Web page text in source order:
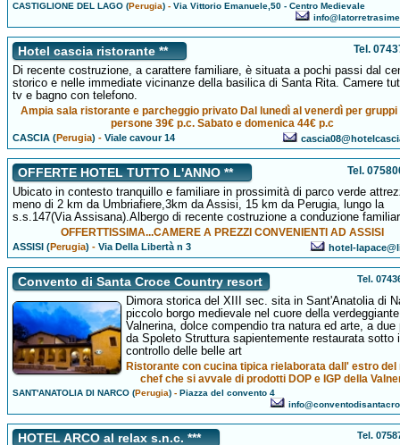
CASTIGLIONE DEL LAGO (Perugia) -Via Vittorio Emanuele,50 - Centro Medievale
Hotel cascia ristorante ** Tel.
Di recente costruzione, a carattere familiare, è situata a pochi passi dal
storico e nelle immediate vicinanze della basilica di Santa Rita. Camere
tv e bagno con telefono.
Ampia sala ristorante e parcheggio privato Dal lunedì al venerdì per gruppi
persone 39€ p.c. Sabato e domenica 44€ p.c
CASCIA (Perugia) -Viale cavour 14
OFFERTE HOTEL TUTTO L'ANNO ** Tel.
Ubicato in contesto tranquillo e familiare in prossimità di parco verde
meno di 2 km da Umbriafiere,3km da Assisi, 15 km da Perugia, lungo la
s.s.147(Via Assisana).Albergo di recente costruzione a conduzione
OFFERTTISSIMA...CAMERE A PREZZI CONVENIENTI AD ASSISI
ASSISI (Perugia) -Via Della Libertà n 3 hotel-
Convento di Santa Croce Country resort Tel.
Dimora storica del XIII sec. sita in Sant'Anatolia di
piccolo borgo medievale nel cuore della verdeggiante
Valnerina, dolce compendio tra natura ed arte, a due
da Spoleto Struttura sapientemente restaurata sotto
controllo delle belle art
Ristorante con cucina tipica rielaborata dall' estro del
chef che si avvale di prodotti DOP e IGP della
SANT'ANATOLIA DI NARCO (Perugia) -Piazza del convento 4
HOTEL ARCO al relax s.n.c. *** Tel.